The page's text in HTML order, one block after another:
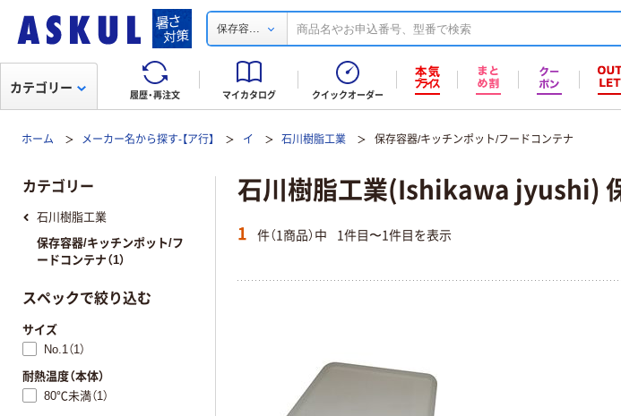
保存容...
履歴・再注文 マイカタログ クイックオーダー
カテゴリー
ホーム メーカー名から探す-【ア行】 イ 石川樹脂工業 保存容器/キッチンポット/フードコンテナ
石川樹脂工業(Ishikawa jyushi)
1 件（1商品）中 1件目〜1件目を表示
カテゴリー
石川樹脂工業
保存容器/キッチンポット/フ
ードコンテナ（1）
スペックで絞り込む
サイズ
No.1（1）
耐熱温度（本体）
80℃未満（1）